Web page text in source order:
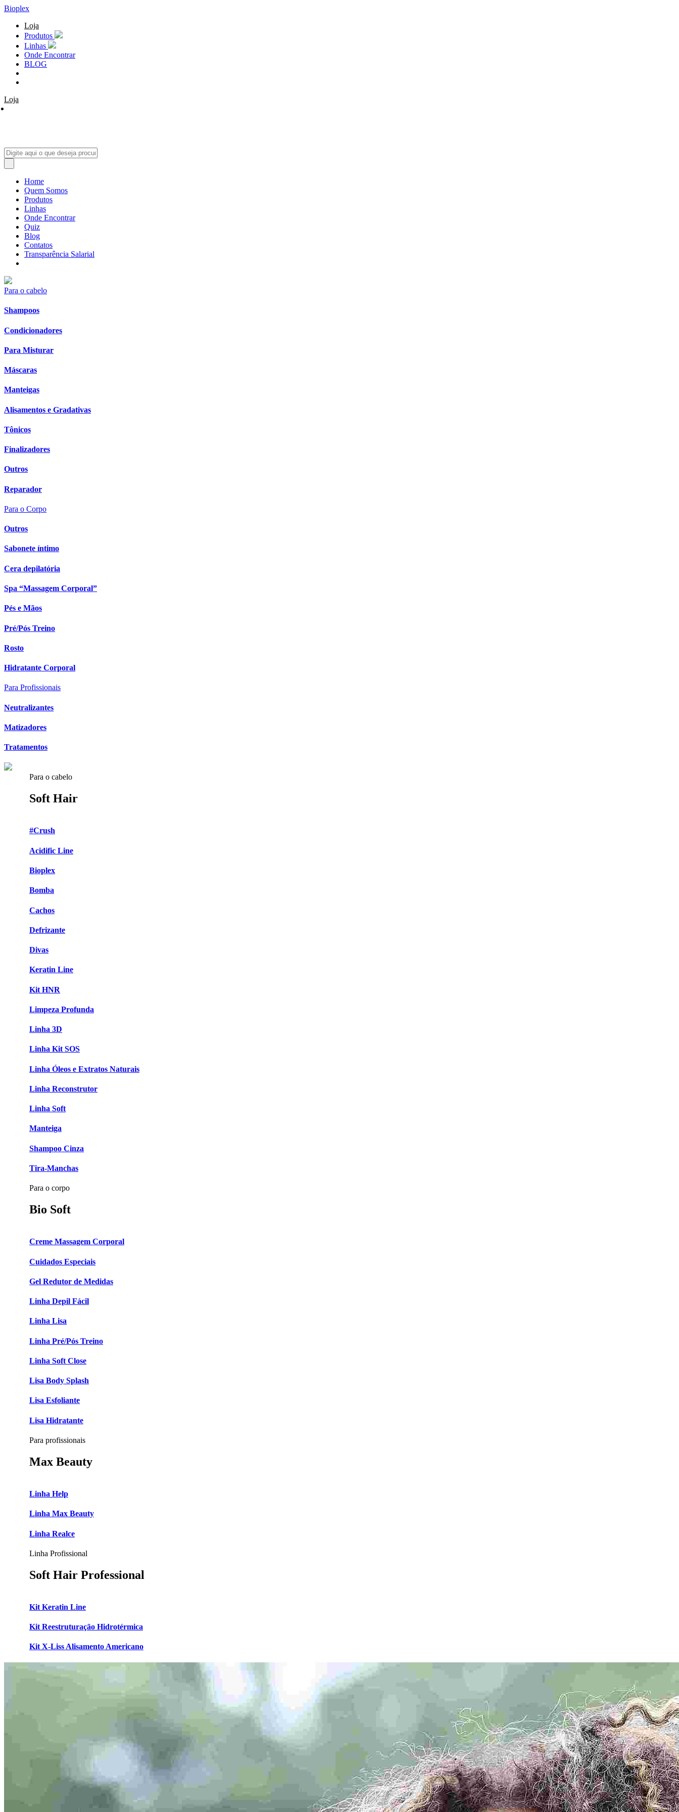
Bioplex
Loja
Produtos
Linhas
Onde Encontrar
BLOG
Loja
Home
Quem Somos
Produtos
Linhas
Onde Encontrar
Quiz
Blog
Contatos
Transparência Salarial
Para o cabelo
Shampoos
Condicionadores
Para Misturar
Máscaras
Manteigas
Alisamentos e Gradativas
Tônicos
Finalizadores
Outros
Reparador
Para o Corpo
Outros
Sabonete íntimo
Cera depilatória
Spa “Massagem Corporal”
Pés e Mãos
Pré/Pós Treino
Rosto
Hidratante Corporal
Para Profissionais
Neutralizantes
Matizadores
Tratamentos
Para o cabelo
Soft Hair
#Crush
Acidific Line
Bioplex
Bomba
Cachos
Defrizante
Divas
Keratin Line
Kit HNR
Limpeza Profunda
Linha 3D
Linha Kit SOS
Linha Óleos e Extratos Naturais
Linha Reconstrutor
Linha Soft
Manteiga
Shampoo Cinza
Tira-Manchas
Para o corpo
Bio Soft
Creme Massagem Corporal
Cuidados Especiais
Gel Redutor de Medidas
Linha Depil Fácil
Linha Lisa
Linha Pré/Pós Treino
Linha Soft Close
Lisa Body Splash
Lisa Esfoliante
Lisa Hidratante
Para profissionais
Max Beauty
Linha Help
Linha Max Beauty
Linha Realce
Linha Profissional
Soft Hair Professional
Kit Keratin Line
Kit Reestruturação Hidrotérmica
Kit X-Liss Alisamento Americano